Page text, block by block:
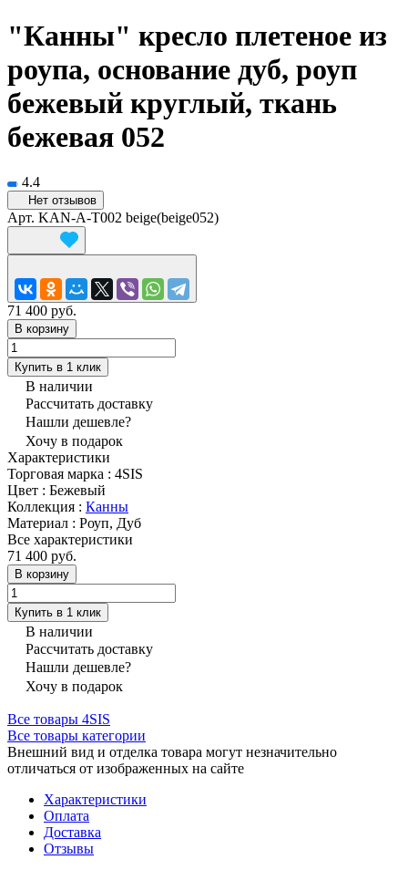
"Канны" кресло плетеное из
роупа, основание дуб, роуп
бежевый круглый, ткань
бежевая 052
4.4
Нет отзывов
Арт. KAN-A-T002 beige(beige052)
71 400 руб.
В корзину
Купить в 1 клик
В наличии
Рассчитать доставку
Нашли дешевле?
Хочу в подарок
Характеристики
Торговая марка : 4SIS
Цвет : Бежевый
Коллекция : Канны
Материал : Роуп, Дуб
Все характеристики
71 400 руб.
В корзину
Купить в 1 клик
В наличии
Рассчитать доставку
Нашли дешевле?
Хочу в подарок
Все товары 4SIS
Все товары категории
Внешний вид и отделка товара могут незначительно
отличаться от изображенных на сайте
Характеристики
Оплата
Доставка
Отзывы